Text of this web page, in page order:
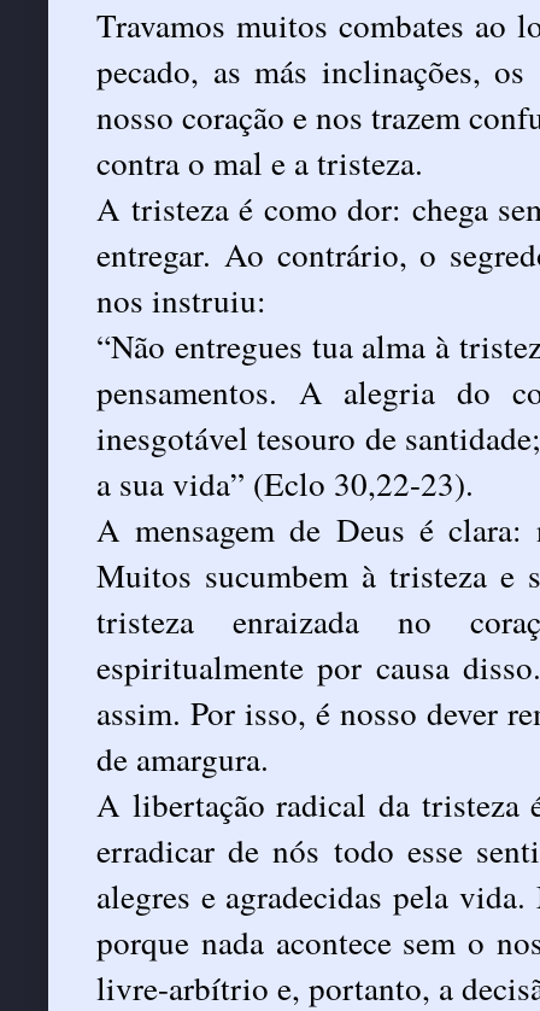
Travamos muitos combates ao
pecado, as más inclinações,
nosso coração e nos trazem
contra o mal e a tristeza.
A tristeza é como dor: chega
entregar. Ao contrário, o
nos instruiu:
“Não entregues tua alma à
pensamentos. A alegria do
inesgotável tesouro de
a sua vida” (Eclo 30,22-23).
A mensagem de Deus é clara:
Muitos sucumbem à tristeza e
tristeza enraizada no
espiritualmente por causa
assim. Por isso, é nosso dever
de amargura.
A libertação radical da tristeza
erradicar de nós todo esse
alegres e agradecidas pela
porque nada acontece sem o
livre-arbítrio e, portanto, a